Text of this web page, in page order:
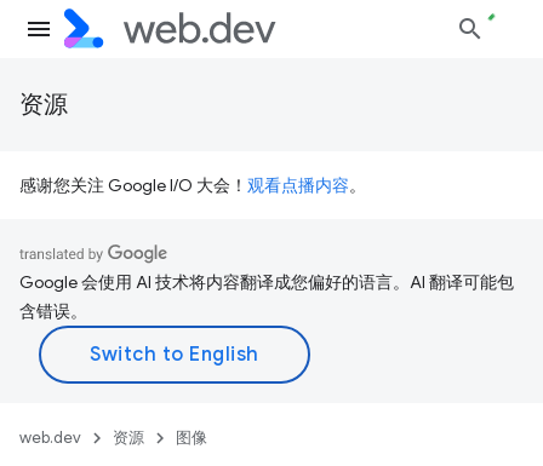
资源
感谢您关注 Google I/O 大会！ 观看点播内容。
Google 会使用 AI 技术将内容翻译成您偏好的语言。AI 翻译可能包
含错误。
web.dev 资源 图像